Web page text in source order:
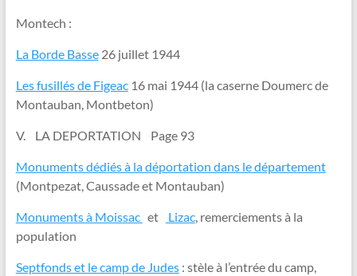
Montech :
La Borde Basse26 juillet 1944
Les fusillés de Figeac16 mai 1944 (la caserne Doumerc de
Montauban, Montbeton)
V. LA DEPORTATION Page 93
Monuments dédiés à la déportation dans le département
(Montpezat, Caussade et Montauban)
Monuments à Moissac et Lizac, remerciements à la
population
Septfonds et le camp de Judes: stèle à l’entrée du camp,